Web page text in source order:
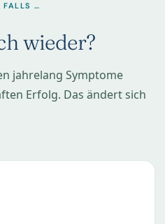
FALLS …
wieder?
jahrelang Symptome
Erfolg. Das ändert sich